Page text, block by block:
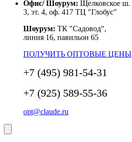
Офис/ Шоурум: Щелковское ш.
3, эт. 4, оф. 417 ТЦ "Глобус"
Шоурум: ТК "Садовод",
линия 16, павильон 65
ПОЛУЧИТЬ ОПТОВЫЕ ЦЕНЫ
+7 (495) 981-54-31
+7 (925) 589-55-36
opt@claude.ru